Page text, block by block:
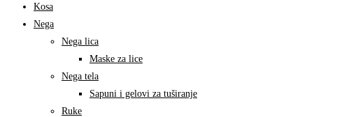
Kosa
Nega
Nega lica
Maske za lice
Nega tela
Sapuni i gelovi za tuširanje
Ruke